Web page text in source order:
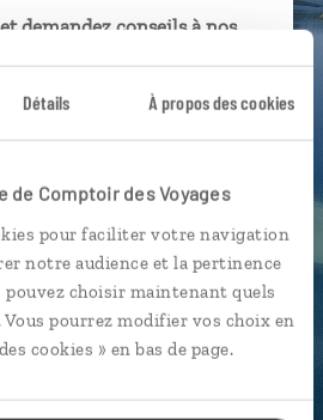
Détails À propos des cookies
de Comptoir des Voyages
pour faciliter votre navigation
notre audience et la pertinence
pouvez choisir maintenant quels
Vous pourrez modifier vos choix en
cookies » en bas de page.
demandez conseils à nos
votre itinéraire au plus
et de la réalité du pays.
mais aussi par email ou
interlocuteur avant,
votre voyage.